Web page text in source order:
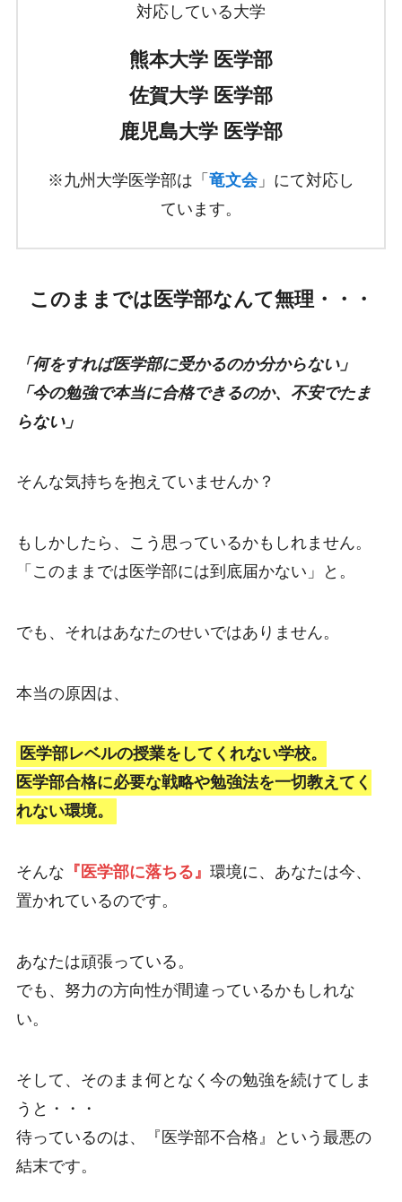
対応している大学
熊本大学 医学部
佐賀大学 医学部
鹿児島大学 医学部
※九州大学医学部は「 竜文会」にて対応し
ています。
このままでは医学部なんて無理・・・
「何をすれば医学部に受かるのか分からない」
「今の勉強で本当に合格できるのか、不安でたま
らない」
そんな気持ちを抱えていませんか？
もしかしたら、こう思っているかもしれません。
「このままでは医学部には到底届かない」と。
でも、それはあなたのせいではありません。
本当の原因は、
医学部レベルの授業をしてくれない学校。
医学部合格に必要な戦略や勉強法を一切教えてく
れない環境。
そんな 『医学部に落ちる』 環境に、あなたは今、
置かれているのです。
あなたは頑張っている。
でも、努力の方向性が間違っているかもしれな
い。
そして、そのまま何となく今の勉強を続けてしま
うと・・・
待っているのは、『医学部不合格』という最悪の
結末です。